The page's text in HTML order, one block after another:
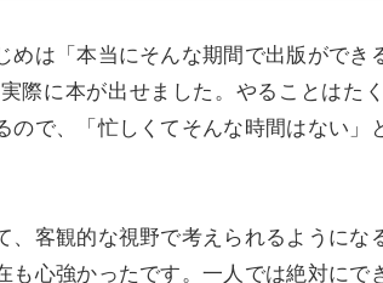
は「本当にそんな期間で出版ができ
際に本が出せました。やることはた
ので、「忙しくてそんな時間はない
客観的な視野で考えられるようにな
心強かったです。一人では絶対にで